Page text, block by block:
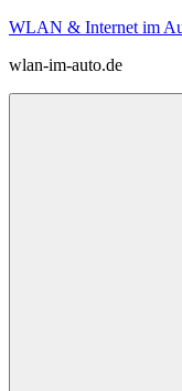
Zum
springen
WLAN & Internet im
wlan-im-auto.de